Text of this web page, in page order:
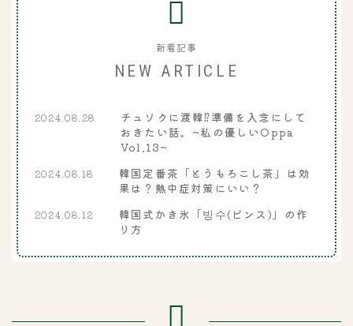
新着記事
NEW ARTICLE
チュソクに渡韓⁉準備を入念にして
おきたい話。~私の優しいOppa
Vol.13~
2024.08.28
韓国定番茶「とうもろこし茶」は効
果は？熱中症対策にいい？
2024.08.18
韓国式かき氷「빙수(ピンス)」の作
り方
2024.08.12